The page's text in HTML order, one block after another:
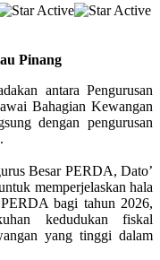
Pinang
antara Pengurusan
Bahagian Kewangan
dengan pengurusan
Besar PERDA, Dato’
memperjelaskan hala
bagi tahun 2026,
kedudukan fiskal
yang tinggi dalam